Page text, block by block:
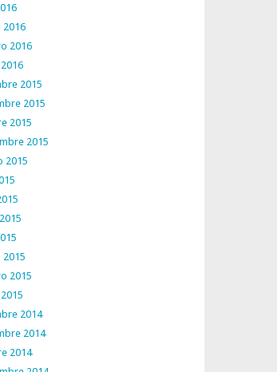
2016
2016
2015
2015
2015
2015
2015
2015
2015
2014
2014
2014